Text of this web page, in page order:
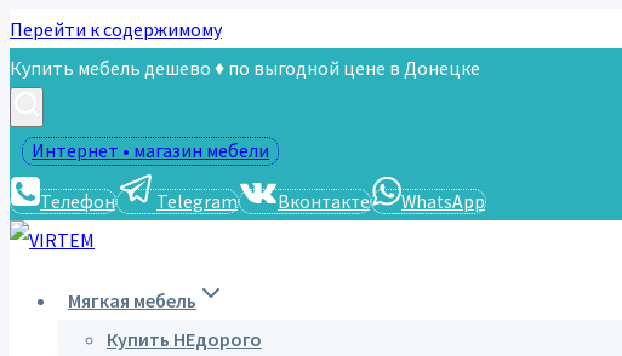
Перейти к содержимому
Купить мебель дешево ♦ по выгодной цене в Донецке
Интернет • магазин мебели
Телефон Telegram Вконтакте WhatsApp
Мягкая мебель
Купить НЕдорого